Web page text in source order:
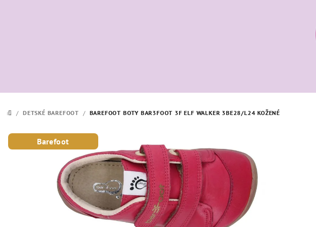
DOMOV
/ DETSKÉ BAREFOOT / BAREFOOT BOTY BAR3FOOT 3F ELF WALKER 3BE28/L24 KOŽENÉ
Barefoot